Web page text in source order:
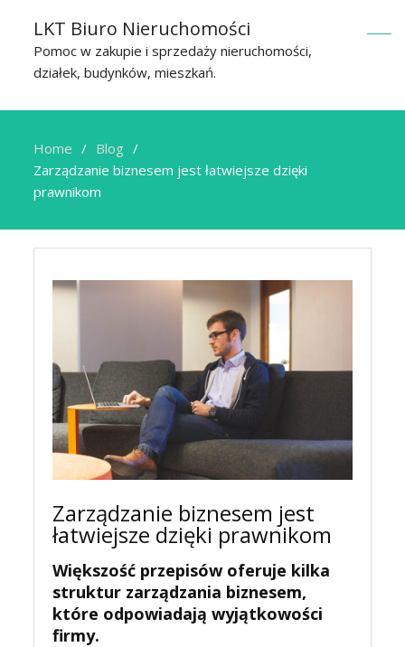
LKT Biuro Nieruchomości
Pomoc w zakupie i sprzedaży nieruchomości,
działek, budynków, mieszkań.
Home
Blog
Zarządzanie biznesem jest łatwiejsze dzięki
prawnikom
Zarządzanie biznesem jest
łatwiejsze dzięki prawnikom
Większość przepisów oferuje kilka
struktur zarządzania biznesem,
które odpowiadają wyjątkowości
firmy.